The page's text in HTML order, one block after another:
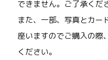
できません。ご了承くだ
また、一部、写真とカー
座いますのでご購入の際
ください。